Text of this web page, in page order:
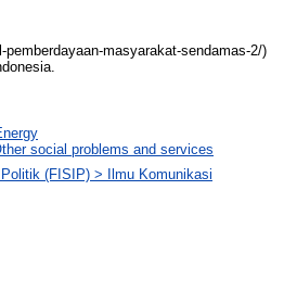
masyarakat-sendamas-2/)
social problems and services
(FISIP) > Ilmu Komunikasi